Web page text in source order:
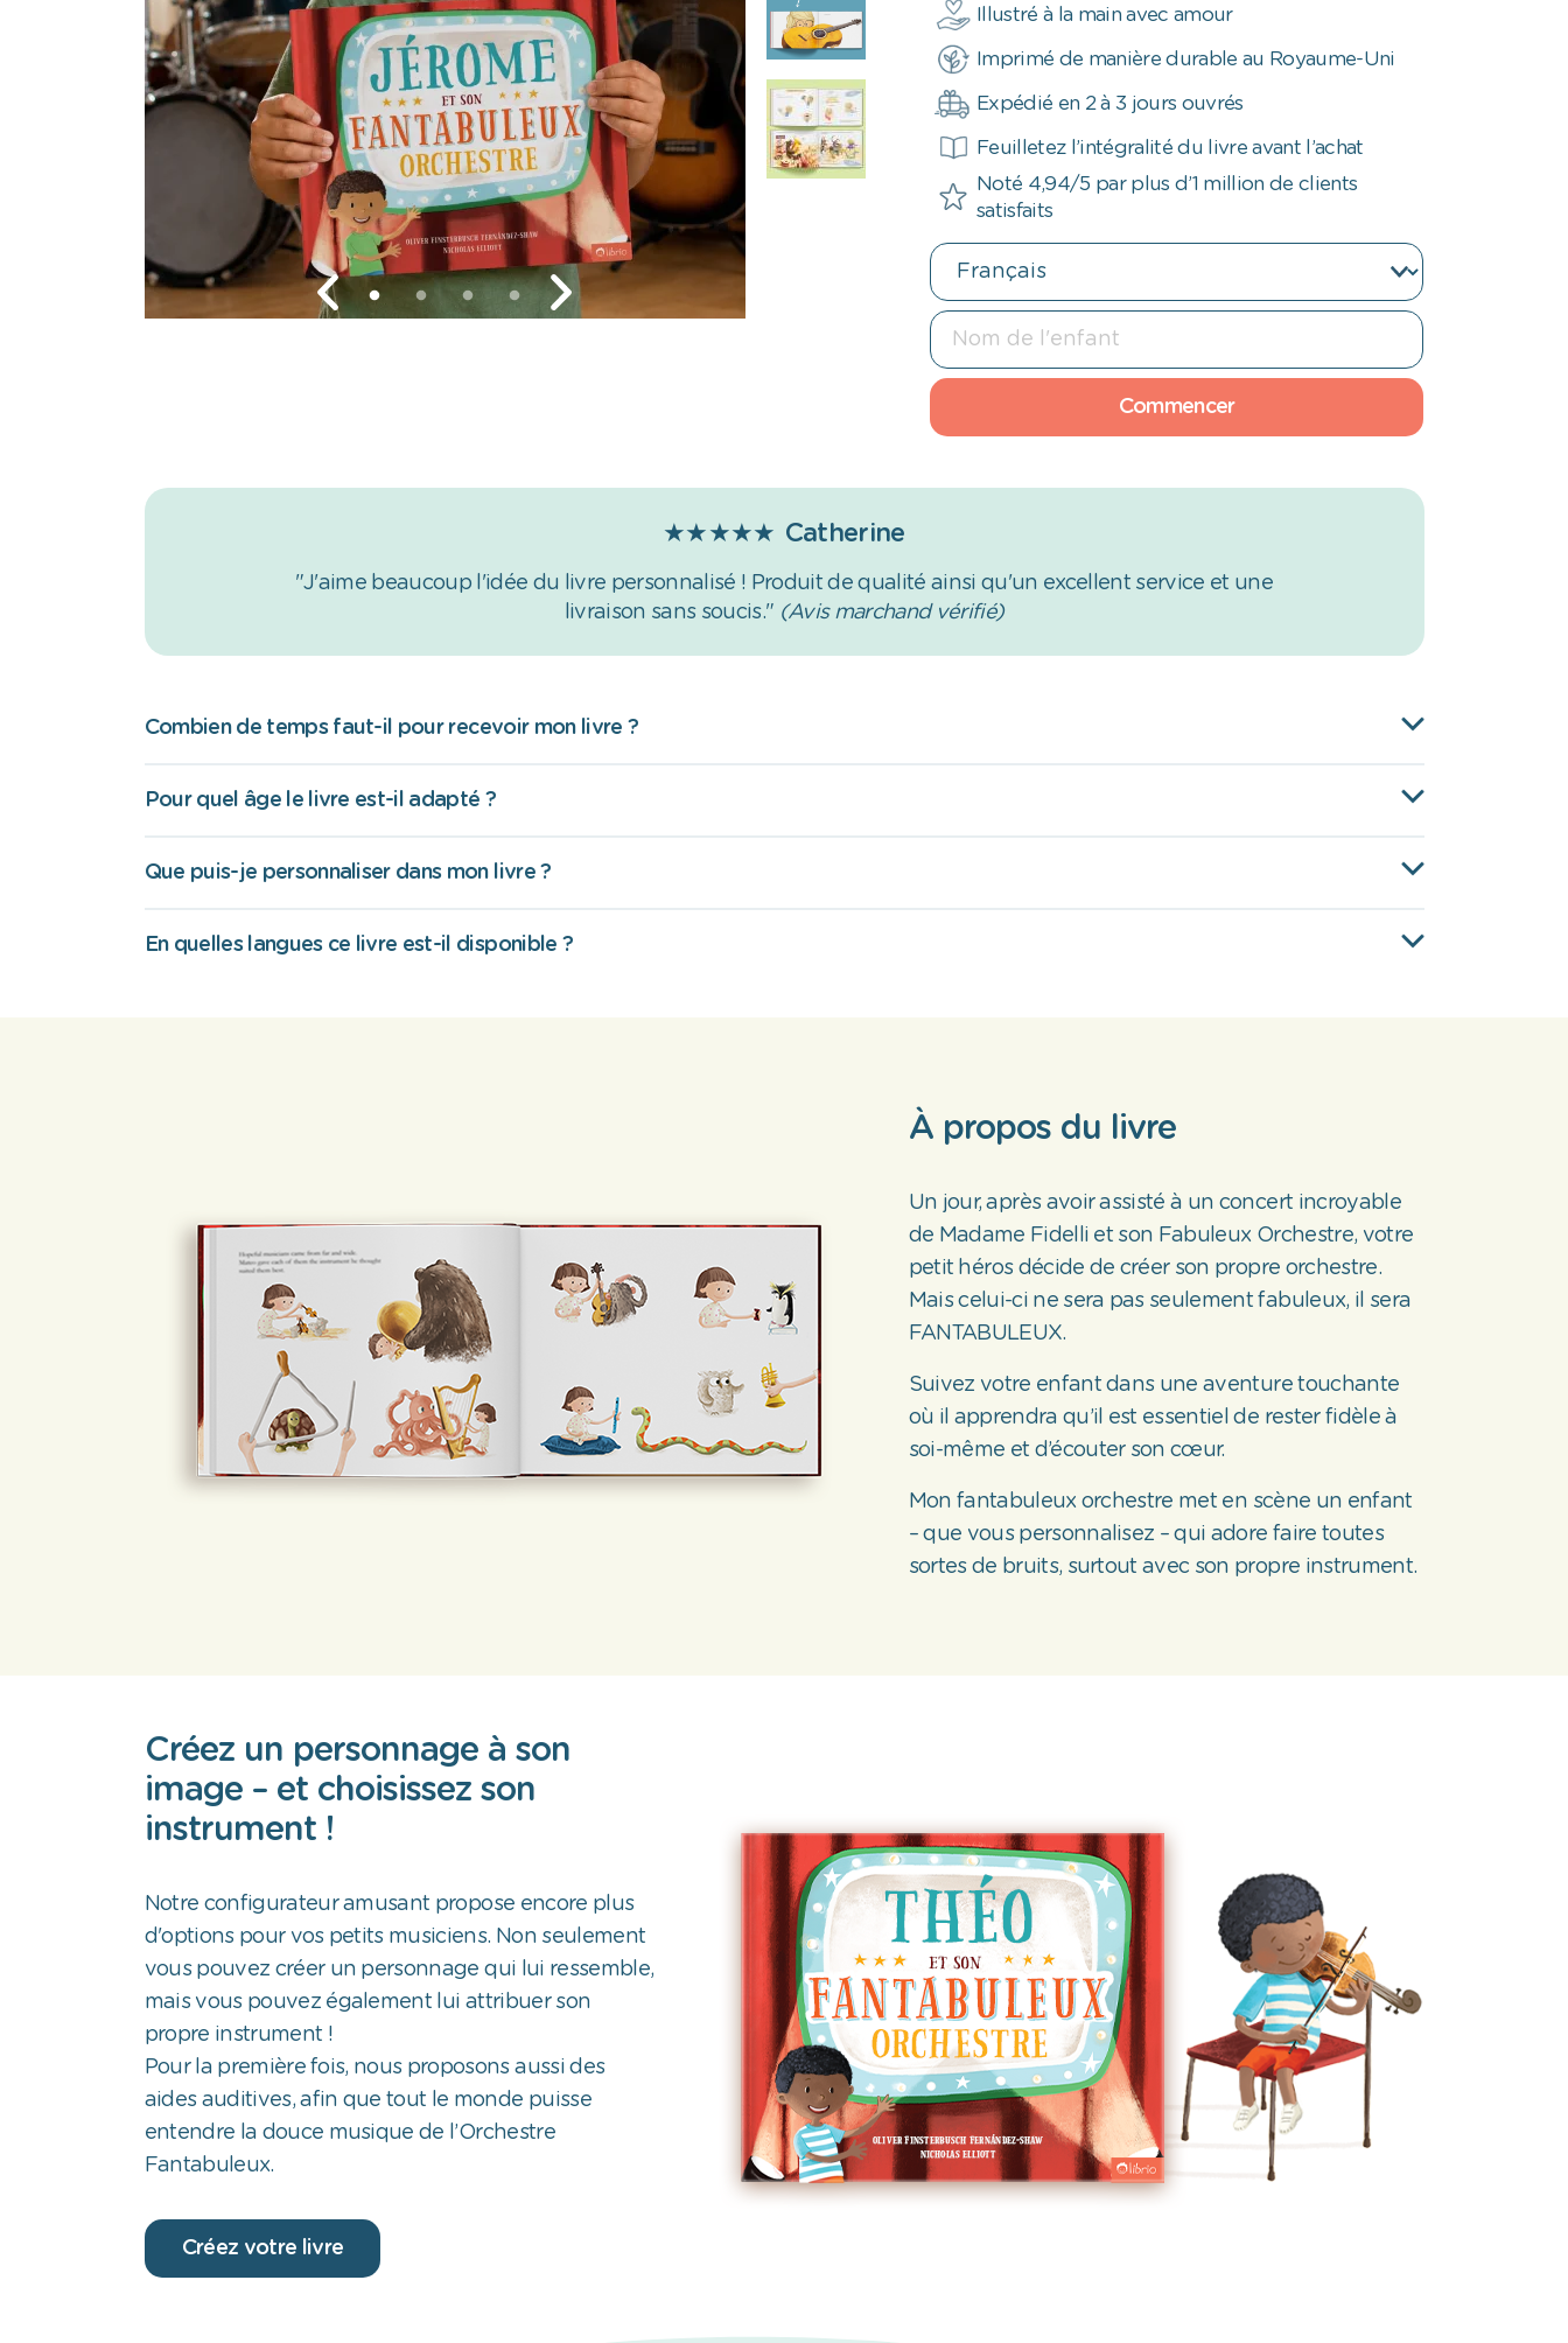
Illustré à la main avec amour
Imprimé de manière durable au Royaume-Uni
Expédié en 2 à 3 jours ouvrés
Feuilletez l’intégralité du livre avant l’achat
Noté 4,94/5 par plus d’1 million de clients
satisfaits
Commencer
★★★★★ Catherine
"J'aime beaucoup l'idée du livre personnalisé ! Produit de qualité ainsi qu'un excellent service et une
livraison sans soucis." (Avis marchand vérifié)
Combien de temps faut-il pour recevoir mon livre ?
Pour quel âge le livre est-il adapté ?
Que puis-je personnaliser dans mon livre ?
En quelles langues ce livre est-il disponible ?
À propos du livre
Un jour, après avoir assisté à un concert incroyable
de Madame Fidelli et son Fabuleux Orchestre, votre
petit héros décide de créer son propre orchestre.
Mais celui-ci ne sera pas seulement fabuleux, il sera
FANTABULEUX.
Suivez votre enfant dans une aventure touchante
où il apprendra qu’il est essentiel de rester fidèle à
soi-même et d’écouter son cœur.
Mon fantabuleux orchestre met en scène un enfant
– que vous personnalisez – qui adore faire toutes
sortes de bruits, surtout avec son propre instrument.
Créez un personnage à son
image – et choisissez son
instrument !
Notre configurateur amusant propose encore plus
d'options pour vos petits musiciens. Non seulement
vous pouvez créer un personnage qui lui ressemble,
mais vous pouvez également lui attribuer son
propre instrument !
Pour la première fois, nous proposons aussi des
aides auditives, afin que tout le monde puisse
entendre la douce musique de l’Orchestre
Fantabuleux.
Créez votre livre